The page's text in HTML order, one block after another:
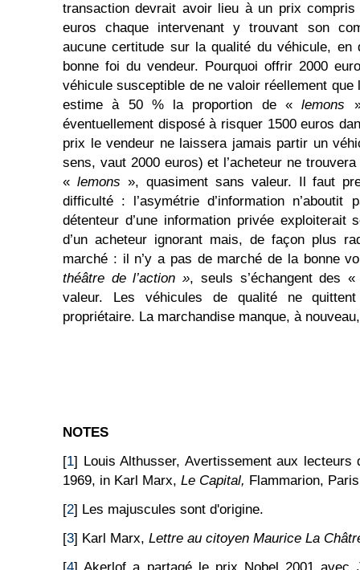
transaction devrait avoir lieu à un prix
euros chaque intervenant y trouvant son
aucune certitude sur la qualité du véhicule, en
bonne foi du vendeur. Pourquoi offrir 2000
véhicule susceptible de ne valoir réellement que
estime à 50 % la proportion de «lemons
éventuellement disposé à risquer 1500 euros
prix le vendeur ne laissera jamais partir un
sens, vaut 2000 euros) et l’acheteur ne
« lemons », quasiment sans valeur. Il faut
difficulté : l’asymétrie d’information
détenteur d’une information privée exploiterait
d’un acheteur ignorant mais, de façon plus
marché : il n’y a pas de marché de la bonne
théâtre de l’action », seuls s’échangent des
valeur. Les véhicules de qualité ne
propriétaire. La marchandise manque, à
NOTES
[1] Louis Althusser, Avertissement aux
1969, in Karl Marx, Le Capital, Flammarion,
[2] Les majuscules sont d'origine.
[3] Karl Marx, Lettre au citoyen Maurice La